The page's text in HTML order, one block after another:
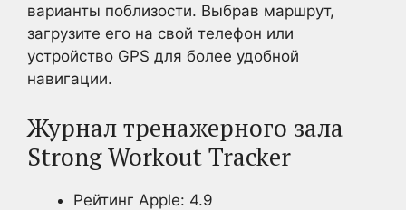
варианты поблизости. Выбрав маршрут,
загрузите его на свой телефон или
устройство GPS для более удобной
навигации.
Журнал тренажерного зала
Strong Workout Tracker
Рейтинг Apple: 4.9